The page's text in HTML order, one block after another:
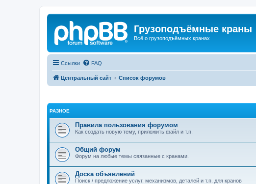
Грузоподъёмные краны
Всё о грузоподъёмных кранах
Ссылки FAQ
Центральный сайт Список форумов
РАЗНОЕ
Правила пользования форумом
Как создать новую тему, приложить файл и т.п.
Общий форум
Форум на любые темы связанные с кранами.
Доска объявлений
Поиск / предложение услуг, механизмов, деталей и т.п. для кранов